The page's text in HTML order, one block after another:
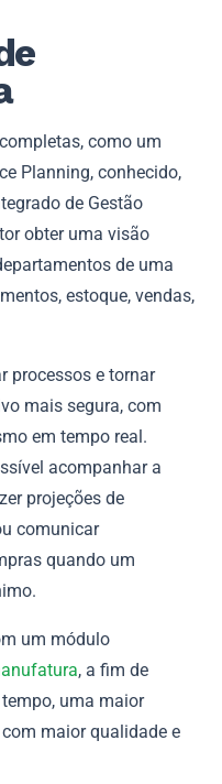
como um
Planning, conhecido,
de Gestão
obter uma visão
de uma
estoque, vendas,
processos e tornar
mais segura, com
em tempo real.
acompanhar a
projeções de
comunicar
quando um
um módulo
, a fim de
uma maior
maior qualidade e